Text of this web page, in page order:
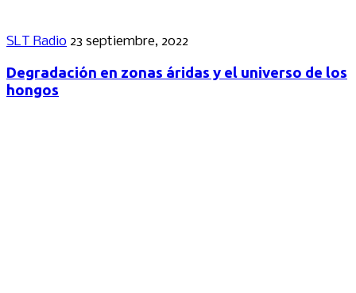
SLT Radio 23 septiembre, 2022
Degradación en zonas áridas y el universo de los
hongos